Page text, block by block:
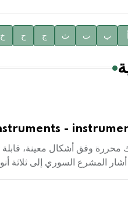
إياد خالد الطباع مدير عام لهيئة
أ ب ت ث ج ح خ
-
محررة وفق أشكال معينة، قابلة
المشرع السوري إلى ثلاثة